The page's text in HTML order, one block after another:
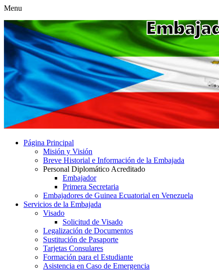
Menu
Página Principal
Misión y Visión
Breve Historial e Información de la Embajada
Personal Diplomático Acreditado
Embajador
Primera Secretaria
Embajadores de Guinea Ecuatorial en Venezuela
Servicios de la Embajada
Visado
Solicitud de Visado
Legalización de Documentos
Sustitución de Pasaporte
Tarjetas Consulares
Formación para el Estudiante
Asistencia en Caso de Emergencia